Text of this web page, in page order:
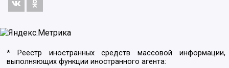
* Реестр иностранных средств массовой информации,
выполняющих функции иностранного агента: